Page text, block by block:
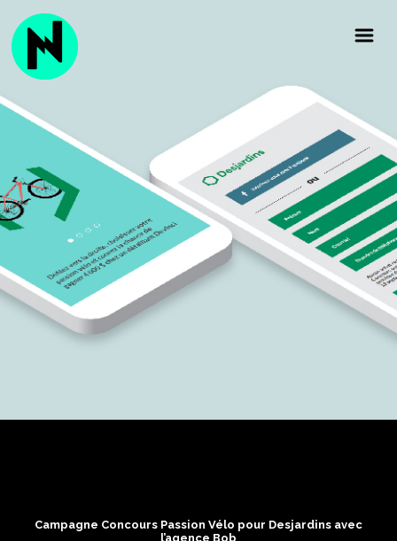
Campagne Concours Passion Vélo pour Desjardins avec
l’agence Bob